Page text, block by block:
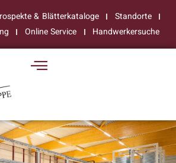
& Blätterkataloge
Standorte
Online Service Handwerkersuche